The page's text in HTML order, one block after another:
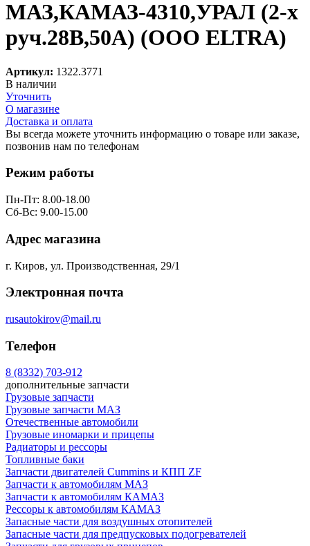
МАЗ,КАМАЗ-4310,УРАЛ (2-х
руч.28В,50А) (ООО ELTRA)
Артикул: 1322.3771
В наличии
Уточнить
О магазине
Доставка и оплата
Вы всегда можете уточнить информацию о товаре или заказе,
позвонив нам по телефонам
Режим работы
Пн-Пт: 8.00-18.00
Сб-Вс: 9.00-15.00
Адрес магазина
г. Киров, ул. Производственная, 29/1
Электронная почта
rusautokirov@mail.ru
Телефон
8 (8332) 703-912
дополнительные запчасти
Грузовые запчасти
Грузовые запчасти МАЗ
Отечественные автомобили
Грузовые иномарки и прицепы
Радиаторы и рессоры
Топливные баки
Запчасти двигателей Cummins и КПП ZF
Запчасти к автомобилям МАЗ
Запчасти к автомобилям КАМАЗ
Рессоры к автомобилям КАМАЗ
Запасные части для воздушных отопителей
Запасные части для предпусковых подогревателей